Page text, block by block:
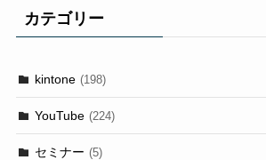
カテゴリー
kintone (198)
YouTube (224)
セミナー (5)